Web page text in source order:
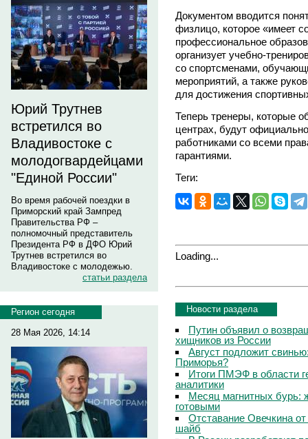
Юрий Трутнев
встретился во
Владивостоке с
молодогвардейцами
"Единой России"
Во время рабочей поездки в
Приморский край Зампред
Правительства РФ –
полномочный представитель
Президента РФ в ДФО Юрий
Трутнев встретился во
Владивостоке с молодежью.
статьи раздела
Регион сегодня
28 Мая 2026, 14:14
Документом вводится
физлицо, которое «имеет
профессиональное
организует учебно-
со спортсменами,
мероприятий, а также
для достижения
Теперь тренеры, которые
центрах, будут
работниками со всеми
гарантиями.
Теги:
Loading...
Новости раздела
Путин объявил о
хищников из России
Август подложит
Приморья?
Итоги ПМЭФ в области
аналитики
Месяц магнитных бурь:
готовыми
Отставание Овечкина
шайб